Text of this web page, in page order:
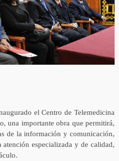
el Centro de Telemedicina
una importante obra que permitirá,
de la información y comunicación,
atención especializada y de calidad,